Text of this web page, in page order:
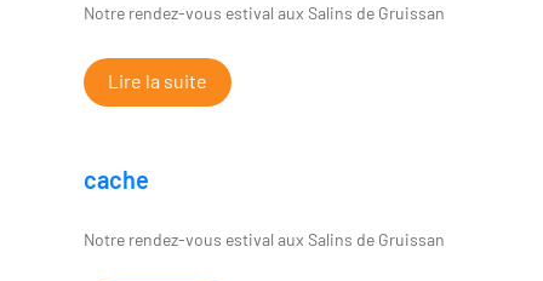
Notre rendez-vous estival aux Salins de Gruissan
Lire la suite
cache
Notre rendez-vous estival aux Salins de Gruissan